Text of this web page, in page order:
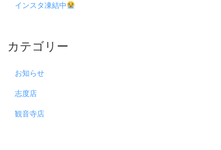
インスタ凍結中
カテゴリー
お知らせ
志度店
観音寺店